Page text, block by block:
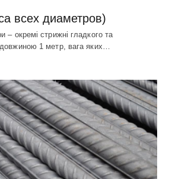
всех диаметров)
– окремі стрижні гладкого та
1 метр, вага яких…